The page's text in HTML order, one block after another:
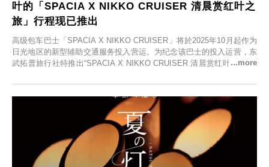
叶的「SPACIA X NIKKO CRUISER 清晨赏红叶之
旅」行程现已推出
高级包车巴士「SPACIA X NIKKO CRUISER」将於2025年10月起作为
日光地区的新型辅助交通服务投入营运。为纪念该巴士的投入运营，东
武拓普旅行社特推出“SPACIA X NIKKO CRUISER 清晨赏红叶之旅”，